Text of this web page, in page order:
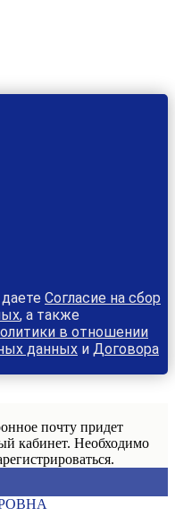
Согласие на сбор
, а также
в отношении
данных и Договора
почту придет
кабинет. Необходимо